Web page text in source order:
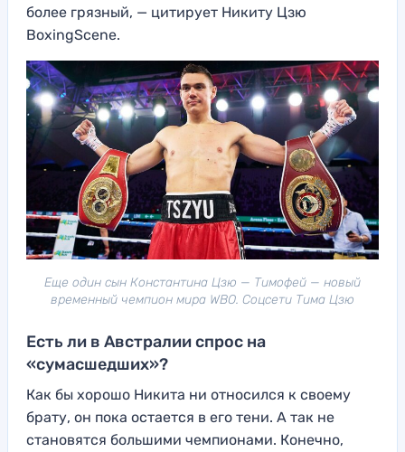
более грязный, — цитирует Никиту Цзю
BoxingScene.
Еще один сын Константина Цзю — Тимофей — новый
временный чемпион мира WBO. Соцсети Тима Цзю
Есть ли в Австралии спрос на
«сумасшедших»?
Как бы хорошо Никита ни относился к своему
брату, он пока остается в его тени. А так не
становятся большими чемпионами. Конечно,